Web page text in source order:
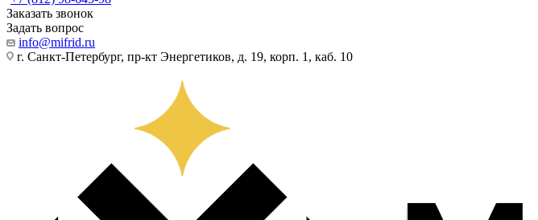
Заказать звонок
Задать вопрос
info@mifrid.ru
г. Санкт-Петербург, пр-кт Энергетиков, д. 19, корп. 1, каб. 10